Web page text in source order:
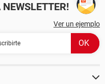
NEWSLETTER!
Ver un ejemplo